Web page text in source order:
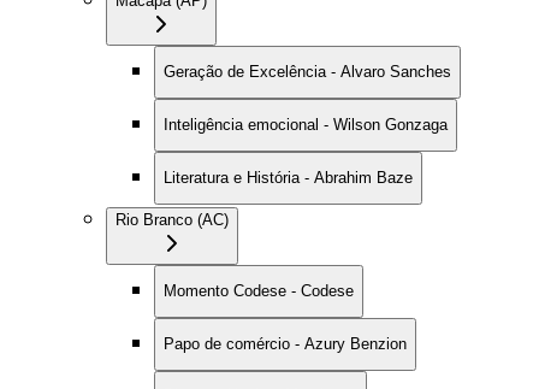
Geração de Excelência - Alvaro Sanches
Inteligência emocional - Wilson Gonzaga
Literatura e História - Abrahim Baze
Rio Branco (AC)
Momento Codese - Codese
Papo de comércio - Azury Benzion